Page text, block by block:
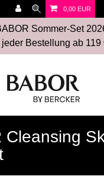
0,00 EUR
Sommer-Set
jeder Bestellung ab 119
Cleansing